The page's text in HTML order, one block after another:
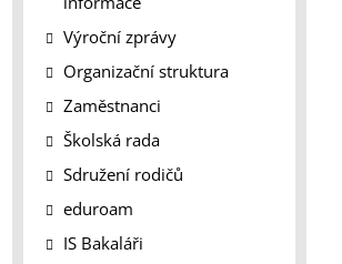
Výroční zprávy
Organizační struktura
Zaměstnanci
Školská rada
Sdružení rodičů
eduroam
IS Bakaláři